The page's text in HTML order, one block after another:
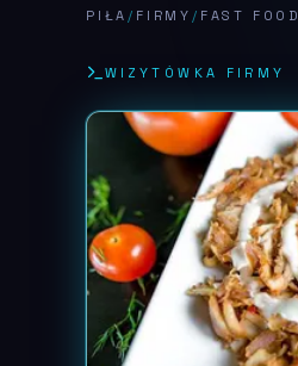
PIŁA / FIRMY / FAST FOOD
WIZYTÓWKA FIRMY